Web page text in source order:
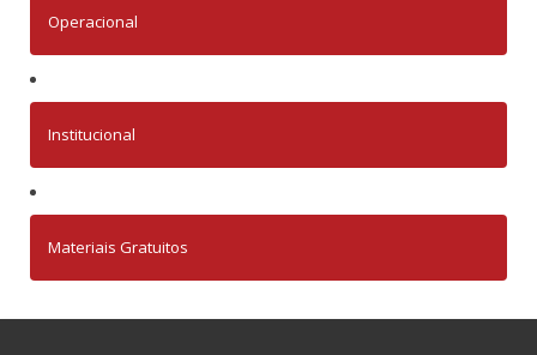
Operacional
Institucional
Materiais Gratuitos